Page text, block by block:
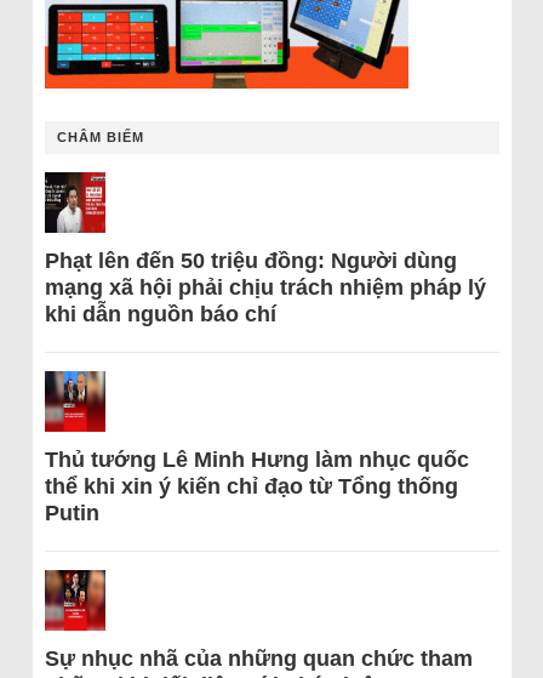
CHÂM BIẾM
Phạt lên đến 50 triệu đồng: Người dùng
mạng xã hội phải chịu trách nhiệm pháp lý
khi dẫn nguồn báo chí
Thủ tướng Lê Minh Hưng làm nhục quốc
thể khi xin ý kiến chỉ đạo từ Tổng thống
Putin
Sự nhục nhã của những quan chức tham